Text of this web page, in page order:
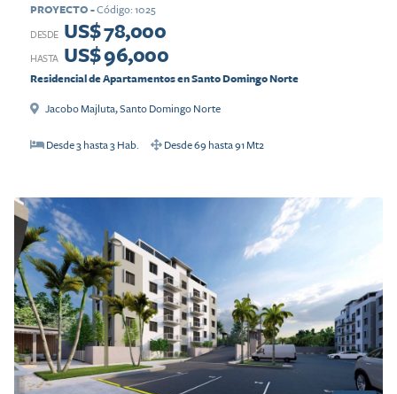
PROYECTO -Código: 1025
DESDE US$ 78,000
HASTA US$ 96,000
Residencial de Apartamentos en Santo Domingo Norte
Jacobo Majluta,Santo Domingo Norte
Desde3 hasta3 Hab. Desde69 hasta91Mt2